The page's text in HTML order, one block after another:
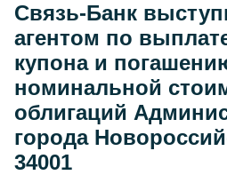
Связь-Банк
агентом по
купона и
номинальной
облигаций
города
34001